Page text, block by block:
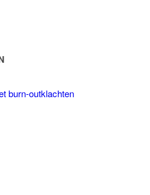
burn-outklachten